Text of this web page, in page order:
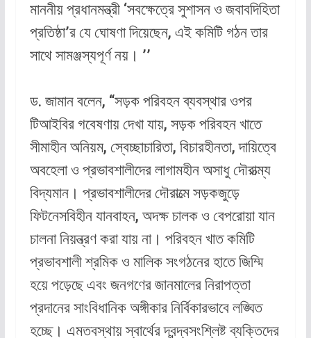
মাননীয় প্রধানমন্ত্রী ‘সবক্ষেত্রে সুশাসন ও জবাবদিহিতা
প্রতিষ্ঠা’র যে ঘোষণা দিয়েছেন, এই কমিটি গঠন তার
সাথে সামঞ্জস্যপূর্ণ নয়। ’’
ড. জামান বলেন, “সড়ক পরিবহন ব্যবস্থার ওপর
টিআইবির গবেষণায় দেখা যায়, সড়ক পরিবহন খাতে
সীমাহীন অনিয়ম, স্বেচ্ছাচারিতা, বিচারহীনতা, দায়িত্বে
অবহেলা ও প্রভাবশালীদের লাগামহীন অসাধু দৌরাত্ম্য
বিদ্যমান। প্রভাবশালীদের দৌরাত্মে সড়কজুড়ে
ফিটনেসবিহীন যানবাহন, অদক্ষ চালক ও বেপরোয়া যান
চালনা নিয়ন্ত্রণ করা যায় না। পরিবহন খাত কমিটি
প্রভাবশালী শ্রমিক ও মালিক সংগঠনের হাতে জিম্মি
হয়ে পড়েছে এবং জনগণের জানমালের নিরাপত্তা
প্রদানের সাংবিধানিক অঙ্গীকার নির্বিকারভাবে লঙ্ঘিত
হচ্ছে। এমতবস্থায় স্বার্থের দ্বন্দ্বসংশ্লিষ্ট ব্যক্তিদের